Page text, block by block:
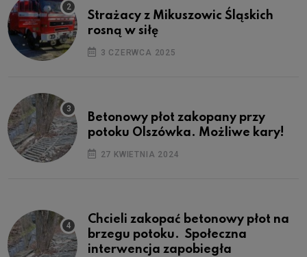
Strażacy z Mikuszowic Śląskich
rosną w siłę
3 CZERWCA 2025
Betonowy płot zakopany przy
potoku Olszówka. Możliwe kary!
27 KWIETNIA 2024
Chcieli zakopać betonowy płot na
brzegu potoku. Społeczna
interwencja zapobiegła